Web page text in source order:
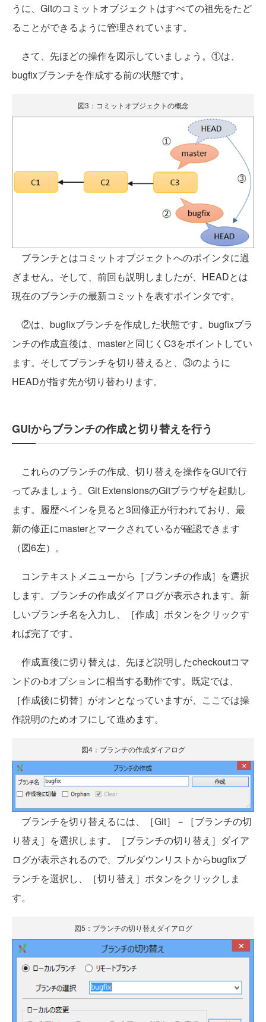
うに、Gitのコミットオブジェクトはすべての祖先をたど
ることができるように管理されています。
さて、先ほどの操作を図示していましょう。①は、
bugfixブランチを作成する前の状態です。
図3：コミットオブジェクトの概念
ブランチとはコミットオブジェクトへのポインタに過
ぎません。そして、前回も説明しましたが、HEADとは
現在のブランチの最新コミットを表すポインタです。
②は、bugfixブランチを作成した状態です。bugfixブラ
ンチの作成直後は、masterと同じくC3をポイントしてい
ます。そしてブランチを切り替えると、③のように
HEADが指す先が切り替わります。
GUIからブランチの作成と切り替えを行う
これらのブランチの作成、切り替えを操作をGUIで行
ってみましょう。Git ExtensionsのGitブラウザを起動し
ます。履歴ペインを見ると3回修正が行われており、最
新の修正にmasterとマークされているが確認できます
（図6左）。
コンテキストメニューから［ブランチの作成］を選択
します。ブランチの作成ダイアログが表示されます。新
しいブランチ名を入力し、［作成］ボタンをクリックす
れば完了です。
作成直後に切り替えは、先ほど説明したcheckoutコマ
ンドの-bオプションに相当する動作です。既定では、
［作成後に切替］がオンとなっていますが、ここでは操
作説明のためオフにして進めます。
図4：ブランチの作成ダイアログ
ブランチを切り替えるには、［Git］－［ブランチの切
り替え］を選択します。［ブランチの切り替え］ダイア
ログが表示されるので、プルダウンリストからbugfixブ
ランチを選択し、［切り替え］ボタンをクリックしま
す。
図5：ブランチの切り替えダイアログ